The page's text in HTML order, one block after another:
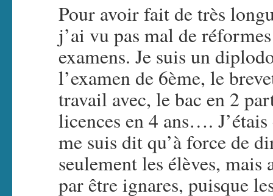
Pour avoir fait de très
j’ai vu pas mal de
examens. Je suis un
l’examen de 6ème, le
travail avec, le bac en 2
licences en 4 ans….
me suis dit qu’à force de
seulement les élèves,
par être ignares, puisque